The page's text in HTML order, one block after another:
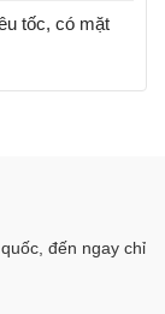
tốc, có mặt
đến ngay chỉ